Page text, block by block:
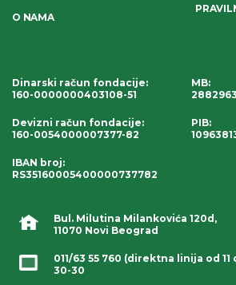
Bul. Milutina Milankovića 120d,
11070 Novi Beograd
011/63 55 760 (direktna linija od 11
30-30
O NAMA
Dinarski račun fondacije:
160-0000000403108-51
Devizni račun fondacije:
160-0054000007377-82
IBAN broj:
RS35160005400000737782
MB:
PIB: